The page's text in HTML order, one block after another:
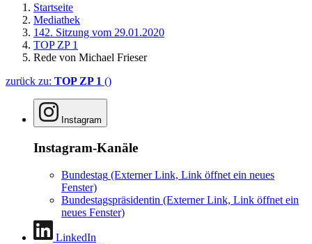
Startseite
Mediathek
142. Sitzung vom 29.01.2020
TOP ZP 1
Rede von Michael Frieser
zurück zu: TOP ZP 1 ()
Instagram
Instagram-Kanäle
Bundestag (Externer Link, Link öffnet ein neues
Fenster)
Bundestagspräsidentin (Externer Link, Link öffnet ein
neues Fenster)
LinkedIn